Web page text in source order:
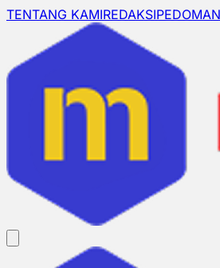
TENTANG KAMIREDAKSIPEDOMAN